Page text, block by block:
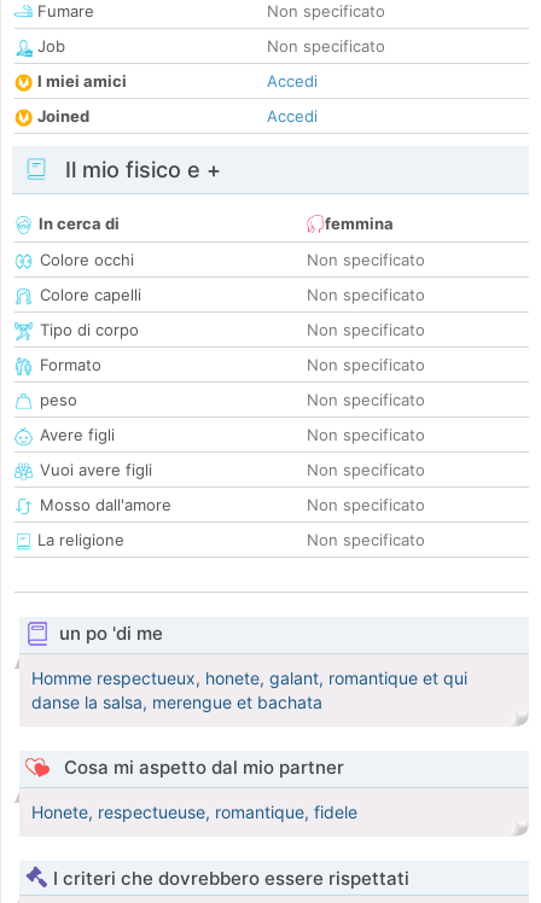
Fumare
Non specificato
Job
Non specificato
I miei amici
Accedi
Joined
Accedi
Il mio fisico e +
In cerca di
femmina
Colore occhi
Non specificato
Colore capelli
Non specificato
Tipo di corpo
Non specificato
Formato
Non specificato
peso
Non specificato
Avere figli
Non specificato
Vuoi avere figli
Non specificato
Mosso dall'amore
Non specificato
La religione
Non specificato
un po 'di me
Homme respectueux, honete, galant, romantique et qui
danse la salsa, merengue et bachata
Cosa mi aspetto dal mio partner
Honete, respectueuse, romantique, fidele
I criteri che dovrebbero essere rispettati